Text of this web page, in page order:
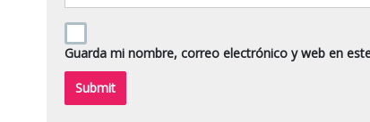
Guarda mi nombre, correo electrónico y web en